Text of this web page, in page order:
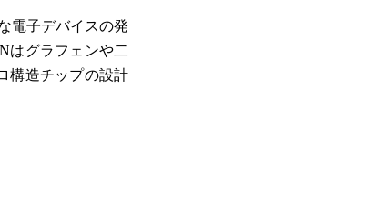
電子デバイスの発
はグラフェンや二
構造チップの設計